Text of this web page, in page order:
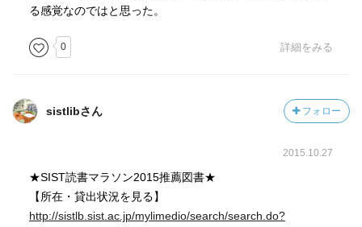
る感覚なのではと思った。
0 詳細をみる
sistlibさん フォロー
2015.10.27
★SIST読書マラソン2015推薦図書★
【所在・貸出状況を見る】
http://sistlb.sist.ac.jp/mylimedio/search/search.do?